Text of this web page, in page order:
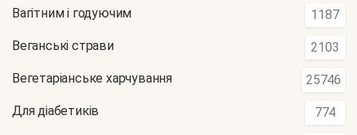
Вагітним і годуючим 1187
Веганські страви 2103
Вегетаріанське харчування 25746
Для діабетиків 774